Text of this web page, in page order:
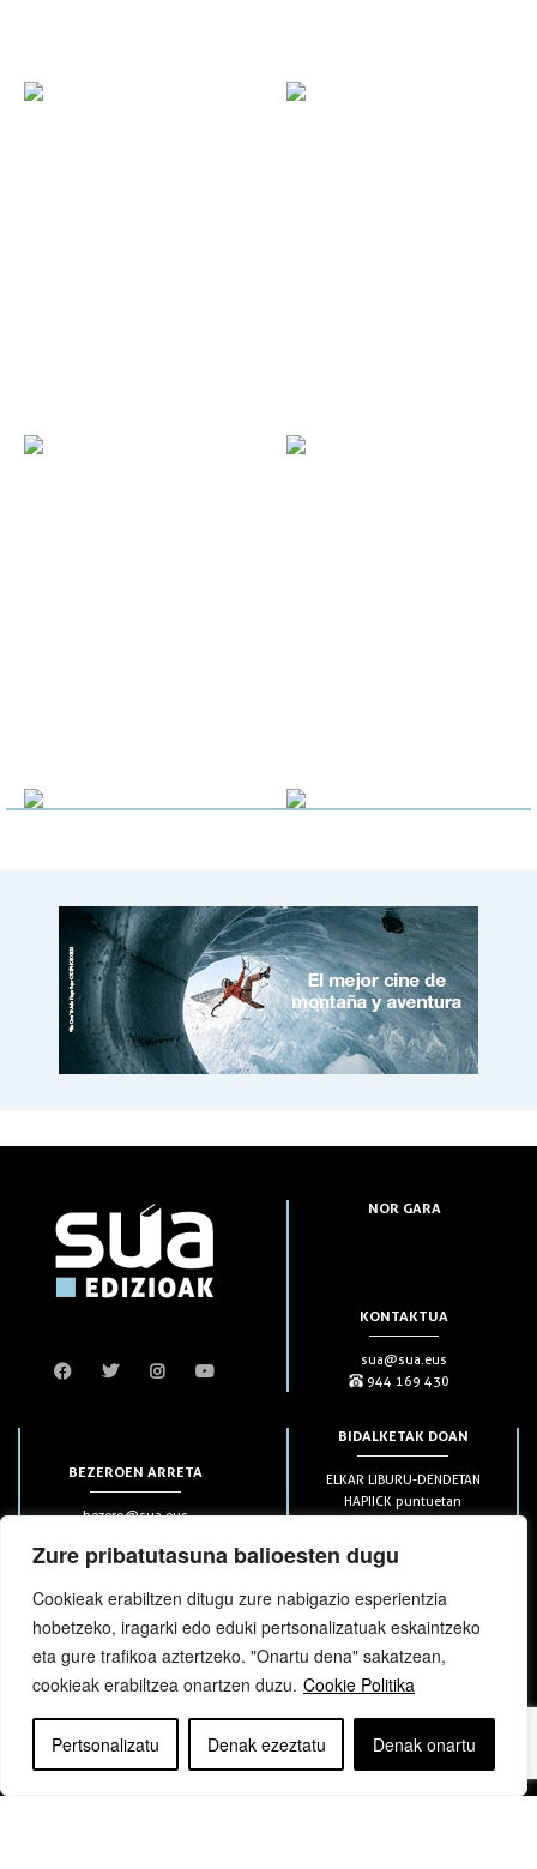
Zure pribatutasuna balioesten dugu
Cookieak erabiltzen ditugu zure nabigazio esperientzia
hobetzeko, iragarki edo eduki pertsonalizatuak eskaintzeko
eta gure trafikoa aztertzeko. "Onartu dena" sakatzean,
cookieak erabiltzea onartzen duzu. Cookie Politika
Pertsonalizatu Denak ezeztatu Denak onartu
NOR GARA
KONTAKTUA
sua@sua.eus
944 169 430
BEZEROEN ARRETA
bezero@sua.eus
HARPIDETZAK
BIDALKETAK DOAN
ELKAR LIBURU-DENDETAN
HAPIICK puntuetan
(soilik penintsulan)